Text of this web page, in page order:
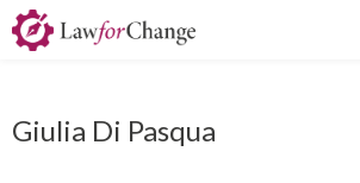
Giulia Di Pasqua